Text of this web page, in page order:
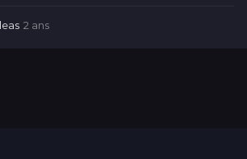
2 ans